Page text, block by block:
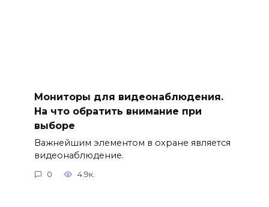
Мониторы для видеонаблюдения.
На что обратить внимание при
выборе
Важнейшим элементом в охране является
видеонаблюдение.
0 4.9к.